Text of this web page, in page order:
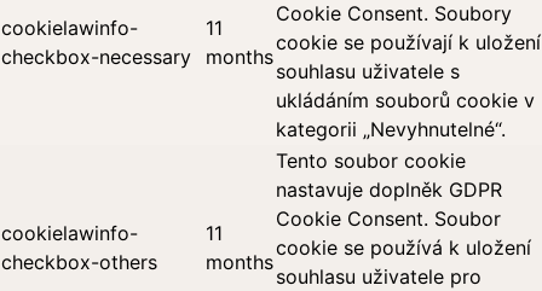
cookielawinfo-
checkbox-necessary
11
months
Cookie Consent. Soubory
cookie se používají k uložení
souhlasu uživatele s
ukládáním souborů cookie v
kategorii „Nevyhnutelné“.
cookielawinfo-
checkbox-others
11
months
Tento soubor cookie
nastavuje doplněk GDPR
Cookie Consent. Soubor
cookie se používá k uložení
souhlasu uživatele pro